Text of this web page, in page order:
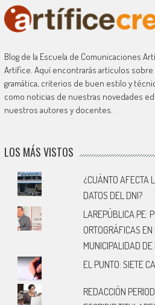
Blog de la Escuela de Comunicaciones
Artífice. Aquí encontrarás artículos sobre
gramática, criterios de buen estilo y
como noticias de nuestras novedades
nuestros autores y docentes.
LOS MÁS VISTOS
¿CUÁNTO AFECTA
DATOS DEL DNI?
LAREPÚBLICA.PE:
ORTOGRÁFICAS
MUNICIPALIDAD
EL PUNTO: SIETE
REDACCIÓN